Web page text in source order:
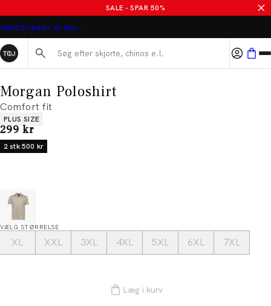
SALE - SPAR 50%
GRATIS FRAGT V/ 499,-
Søg her...
Morgan Poloshirt
Comfort fit
Produkt egenskaber
PLUS SIZE
I alt (inkl. rabat)
299 kr
2 stk 500 kr
VÆLG STØRRELSE
XL XXL 3XL 4XL 5XL 6XL 7XL
Læg i kurv